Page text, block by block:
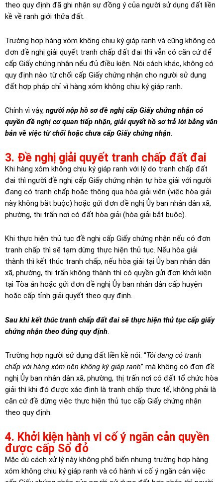
theo quy định đã ghi nhận sự đồng ý của người sử dụng đất liền
kề về ranh giới thửa đất.
Trường hợp hàng xóm không chịu ký giáp ranh và cũng không có
đơn đề nghị giải quyết tranh chấp đất đai thì vẫn có căn cứ để
cấp Giấy chứng nhận nếu đủ điều kiện. Nói cách khác, không có
quy định nào từ chối cấp Giấy chứng nhận cho người sử dụng
đất hợp pháp chỉ vì hàng xóm không chịu ký giáp ranh.
Chính vì vậy, người nộp hồ sơ đề nghị cấp Giấy chứng nhận có
quyền đề nghị cơ quan tiếp nhận, giải quyết hồ sơ trả lời bằng văn
bản về việc từ chối hoặc chưa cấp Giấy chứng nhận.
3. Đề nghị giải quyết tranh chấp đất đai
Khi hàng xóm không chịu ký giáp ranh với lý do tranh chấp đất
đai thì người đề nghị cấp Giấy chứng nhận tự hòa giải với người
đang có tranh chấp hoặc thông qua hòa giải viên (việc hòa giải
này không bắt buộc) hoặc gửi đơn đề nghị Ủy ban nhân dân xã,
phường, thị trấn nơi có đất hòa giải (hòa giải bắt buộc).
Khi thực hiện thủ tục đề nghị cấp Giấy chứng nhận nếu có đơn
tranh chấp thì sẽ tạm dừng thực hiện thủ tục. Nếu hòa giải
thành thì kết thúc tranh chấp, nếu hòa giải tại Ủy ban nhân dân
xã, phường, thị trấn không thành thì có quyền gửi đơn khởi kiện
tại Tòa án hoặc gửi đơn đề nghị Ủy ban nhân dân cấp huyện
hoặc cấp tỉnh giải quyết theo quy định.
Sau khi kết thúc tranh chấp đất đai sẽ thực hiện thủ tục cấp giấy
chứng nhận theo đúng quy định.
Trường hợp người sử dụng đất liền kề nói: “Tôi đang có tranh
chấp với hàng xóm nên không ký giáp ranh” mà không có đơn đề
nghị Ủy ban nhân dân xã, phường, thị trấn nơi có đất tổ chức hòa
giải thì khi đó được xác định là tranh chấp thực tế, không phải là
căn cứ đề dừng việc thực hiện thủ tục cấp Giấy chứng nhận
theo quy định.
4. Khởi kiện hành vi cố ý ngăn cản quyền
được cấp Sổ đỏ
Mặc dù cách xử lý này không phổ biến nhưng trường hợp hàng
xóm không chịu ký giáp ranh và có hành vi cố ý ngăn cản việc